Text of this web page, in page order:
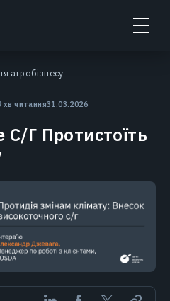
агробізнесу
хв читання31.03.2026
Г Протистоїть